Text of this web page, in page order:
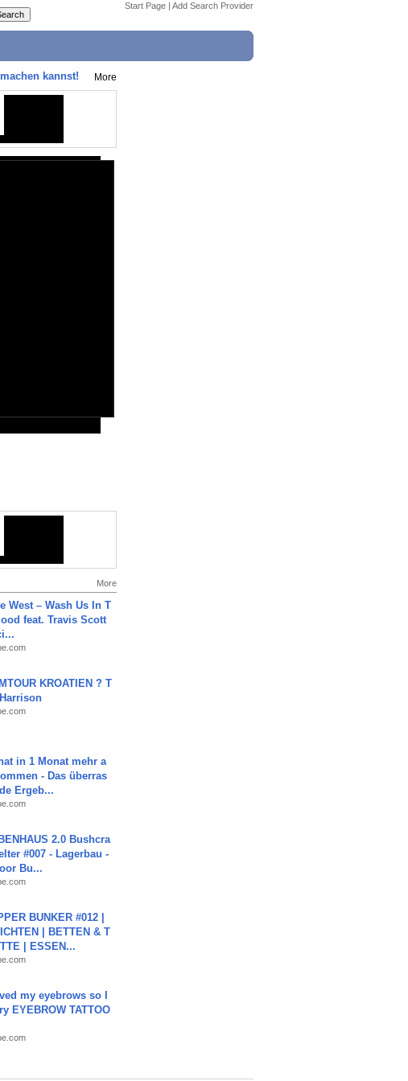
Start Page | Add Search Provider
kannst! More
More
West – Wash Us In T
feat. Travis Scott
KROATIEN ? T
in 1 Monat mehr a
- Das überras
Ergeb...
2.0 Bushcra
#007 - Lagerbau -
Bu...
BUNKER #012 |
| BETTEN & T
| ESSEN...
my eyebrows so I
EYEBROW TATTOO